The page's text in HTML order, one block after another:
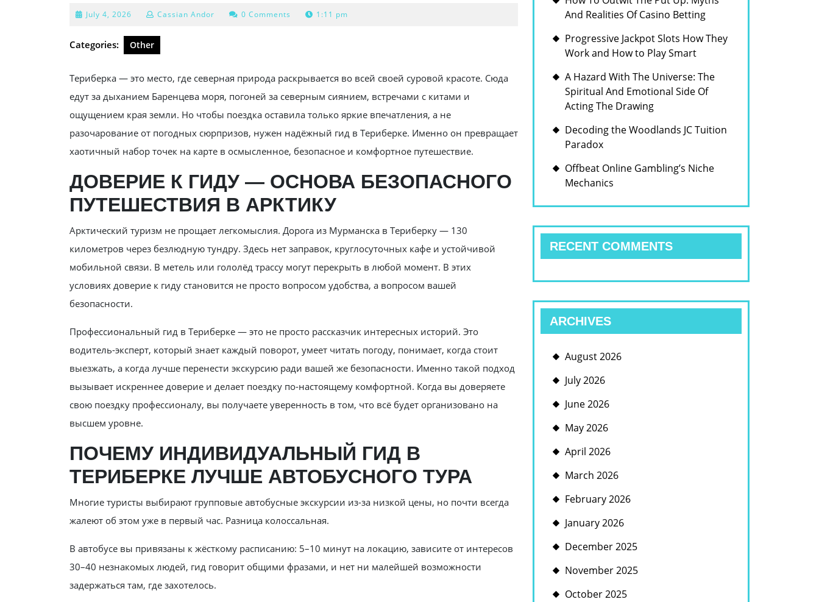
July 4, 2026
2026
Cassian Andor 0 Comments 1:11 pm
Categories: Other
Териберка — это место, где северная природа раскрывается во всей своей суровой красоте. Сюда
едут за дыханием Баренцева моря, погоней за северным сиянием, встречами с китами и
ощущением края земли. Но чтобы поездка оставила только яркие впечатления, а не
разочарование от погодных сюрпризов, нужен надёжный гид в Териберке. Именно он превращает
хаотичный набор точек на карте в осмысленное, безопасное и комфортное путешествие.
ДОВЕРИЕ К ГИДУ — ОСНОВА БЕЗОПАСНОГО
ПУТЕШЕСТВИЯ В АРКТИКУ
Арктический туризм не прощает легкомыслия. Дорога из Мурманска в Териберку — 130
километров через безлюдную тундру. Здесь нет заправок, круглосуточных кафе и устойчивой
мобильной связи. В метель или гололёд трассу могут перекрыть в любой момент. В этих
условиях доверие к гиду становится не просто вопросом удобства, а вопросом вашей
безопасности.
Профессиональный гид в Териберке — это не просто рассказчик интересных историй. Это
водитель-эксперт, который знает каждый поворот, умеет читать погоду, понимает, когда стоит
выезжать, а когда лучше перенести экскурсию ради вашей же безопасности. Именно такой подход
вызывает искреннее доверие и делает поездку по-настоящему комфортной. Когда вы доверяете
свою поездку профессионалу, вы получаете уверенность в том, что всё будет организовано на
высшем уровне.
ПОЧЕМУ ИНДИВИДУАЛЬНЫЙ ГИД В
ТЕРИБЕРКЕ ЛУЧШЕ АВТОБУСНОГО ТУРА
Многие туристы выбирают групповые автобусные экскурсии из-за низкой цены, но почти всегда
жалеют об этом уже в первый час. Разница колоссальная.
В автобусе вы привязаны к жёсткому расписанию: 5–10 минут на локацию, зависите от интересов
30–40 незнакомых людей, гид говорит общими фразами, и нет ни малейшей возможности
задержаться там, где захотелось.
And Realities Of Casino Betting
Progressive Jackpot Slots How They
Work and How to Play Smart
A Hazard With The Universe: The
Spiritual And Emotional Side Of
Acting The Drawing
Decoding the Woodlands JC Tuition
Paradox
Offbeat Online Gambling’s Niche
Mechanics
RECENT COMMENTS
ARCHIVES
August 2026
July 2026
June 2026
May 2026
April 2026
March 2026
February 2026
January 2026
December 2025
November 2025
October 2025